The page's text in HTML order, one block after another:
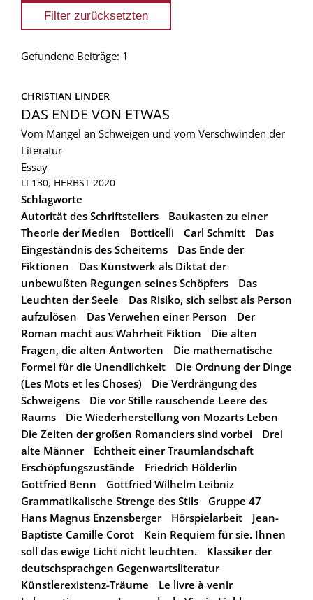
Gefundene Beiträge: 1
CHRISTIAN LINDER
DAS ENDE VON ETWAS
Vom Mangel an Schweigen und vom Verschwinden der
Literatur
Essay
LI 130, HERBST 2020
Schlagworte
Autorität des Schriftstellers
Baukasten zu einer
Theorie der Medien
Botticelli Carl Schmitt
Das
Eingeständnis des Scheiterns
Das Ende der
Fiktionen
Das Kunstwerk als Diktat der
unbewußten Regungen seines Schöpfers
Das
Leuchten der Seele
Das Risiko, sich selbst als Person
aufzulösen
Das Verwehen einer Person
Der
Roman macht aus Wahrheit Fiktion
Die alten
Fragen, die alten Antworten
Die mathematische
Formel für die Unendlichkeit
Die Ordnung der Dinge
(Les Mots et les Choses)
Die Verdrängung des
Schweigens
Die vor Stille rauschende Leere des
Raums
Die Wiederherstellung von Mozarts Leben
Die Zeiten der großen Romanciers sind vorbei
Drei
alte Männer
Echtheit einer Traumlandschaft
Erschöpfungszustände
Friedrich Hölderlin
Gottfried Benn
Gottfried Wilhelm Leibniz
Grammatikalische Strenge des Stils
Gruppe 47
Hans Magnus Enzensberger
Hörspielarbeit
Jean-
Baptiste Camille Corot
Kein Requiem für sie. Ihnen
soll das ewige Licht nicht leuchten.
Klassiker der
deutschsprachgen Gegenwartsliteratur
Künstlerexistenz-Träume
Le livre à venir